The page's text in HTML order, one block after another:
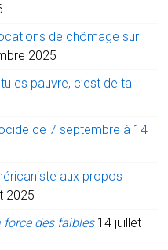
de chômage sur
2025
es pauvre, c’est de ta
ce 7 septembre à 14
aux propos
2025
force des faibles 14 juillet